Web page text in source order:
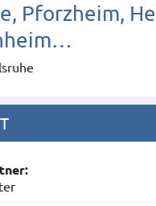
Pforzheim,